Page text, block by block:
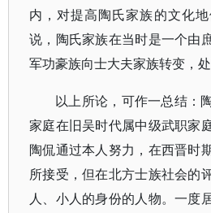
内，对提高陶氏家族的文化
说，陶氏家族在当时是一个由
军功豪族向士大夫家族转变，
以上所论，可作一总结：
家庭在旧吴时代属中级武职家
陶侃通过本人努力，在西晋时
所接受，但在北方士族社会的
人、小人的身份的人物。一度